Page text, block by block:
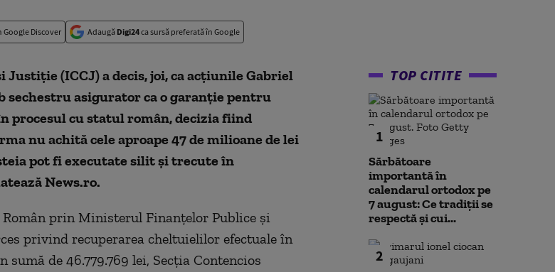
Google Discover Adaugă Digi24ca sursă preferată în Google
Justiţie (ICCJ) a decis, joi, ca acţiunile Gabriel
sechestru asigurator ca o garanţie pentru
procesul cu statul român, decizia fiind
nu achită cele aproape 47 de milioane de lei
pot fi executate silit şi trecute în
News.ro.
prin Ministerul Finanţelor Publice şi
privind recuperarea cheltuielilor efectuale în
de 46.779.769 lei, Secţia Contencios
TOP CITITE
1
Sărbătoare
importantă în
calendarul ortodox pe
7 august: Ce tradiții se
respectă și cui...
2